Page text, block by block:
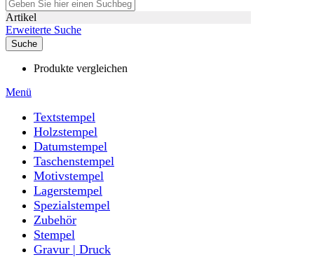
Artikel
Erweiterte Suche
Suche
Produkte vergleichen
Menü
Textstempel
Holzstempel
Datumstempel
Taschenstempel
Motivstempel
Lagerstempel
Spezialstempel
Zubehör
Stempel
Gravur | Druck